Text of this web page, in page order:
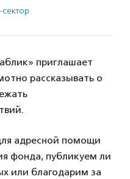
приглашает
рассказывать о
адресной помощи
фонда, публикуем ли
или благодарим за